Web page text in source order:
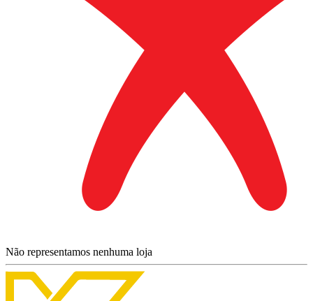
Não representamos nenhuma loja